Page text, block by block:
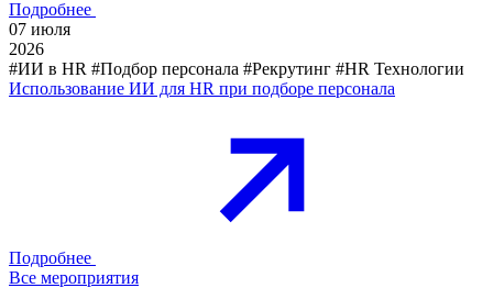
Подробнее
07 июля
2026
#ИИ в HR #Подбор персонала #Рекрутинг #HR Технологии
Использование ИИ для HR при подборе персонала
Подробнее
Все мероприятия